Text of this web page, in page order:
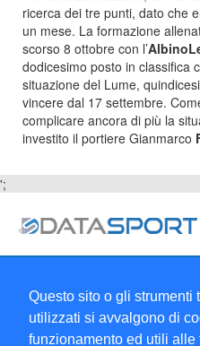
Questo sito o gli strumenti
utilizzati si avvalgono di
funzionamento ed utili
ricerca dei tre punti, dato che
un mese. La formazione
scorso 8 ottobre con l’
dodicesimo posto in classifica
situazione del Lume,
vincere dal 17 settembre.
complicare ancora di più la
investito il portiere Gianmarco
';
Collabora con noi